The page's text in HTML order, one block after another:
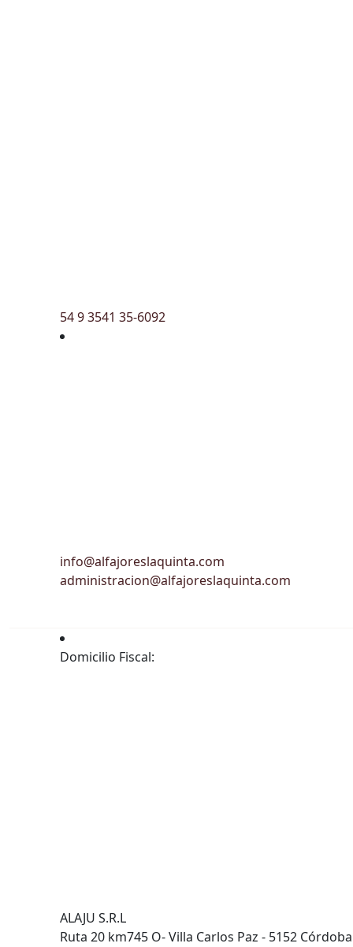
54 9 3541 35-6092
info@alfajoreslaquinta.com
administracion@alfajoreslaquinta.com
Domicilio Fiscal:
ALAJU S.R.L
Ruta 20 km745 O- Villa Carlos Paz - 5152 Córdoba